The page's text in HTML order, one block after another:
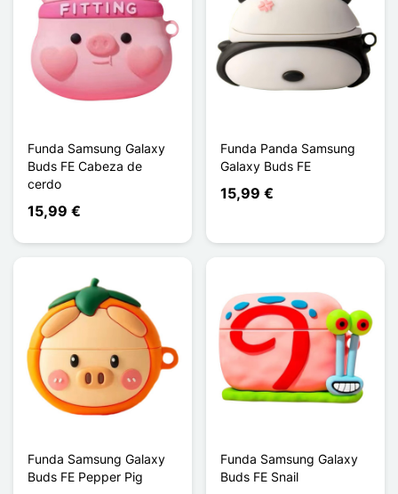
Funda Samsung Galaxy
Buds FE Cabeza de
cerdo
15,99 €
Funda Panda Samsung
Galaxy Buds FE
15,99 €
Funda Samsung Galaxy
Buds FE Pepper Pig
Funda Samsung Galaxy
Buds FE Snail